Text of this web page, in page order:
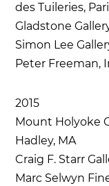
des Tuileries,
Gladstone
Simon Lee
Peter Freeman,
2015
Mount Holyoke
Hadley, MA
Craig F. Starr
Marc Selwyn